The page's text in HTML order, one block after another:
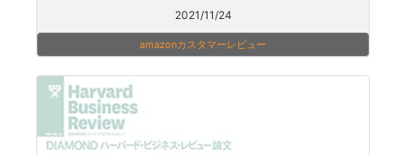
2021/11/24
amazonカスタマーレビュー